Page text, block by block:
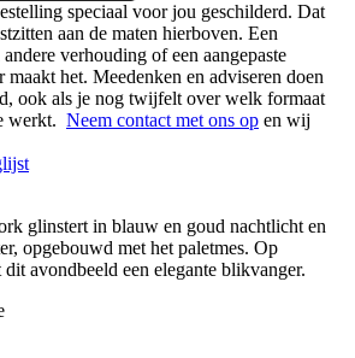
speciaal voor jou geschilderd. Dat
aan de maten hierboven. Een
verhouding of een aangepaste
het. Meedenken en adviseren doen
ook als je nog twijfelt over welk formaat
werkt. Neem contact met ons op en wij
glinstert in blauw en goud nachtlicht en
opgebouwd met het paletmes. Op
avondbeeld een elegante blikvanger.